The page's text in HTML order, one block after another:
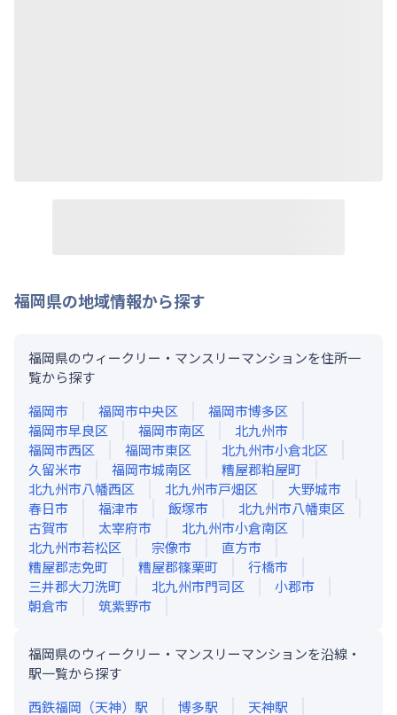
福岡県の地域情報から探す
福岡県のウィークリー・マンスリーマンションを住所一
覧から探す
福岡市
福岡市中央区
福岡市博多区
福岡市早良区
福岡市南区
北九州市
福岡市西区
福岡市東区
北九州市小倉北区
久留米市
福岡市城南区
糟屋郡粕屋町
北九州市八幡西区
北九州市戸畑区
大野城市
春日市
福津市 飯塚市
北九州市八幡東区
古賀市
太宰府市
北九州市小倉南区
北九州市若松区
宗像市
直方市
糟屋郡志免町
糟屋郡篠栗町
行橋市
三井郡大刀洗町
北九州市門司区
小郡市
朝倉市
筑紫野市
福岡県のウィークリー・マンスリーマンションを沿線・
駅一覧から探す
西鉄福岡（天神） 駅 博多駅 天神駅